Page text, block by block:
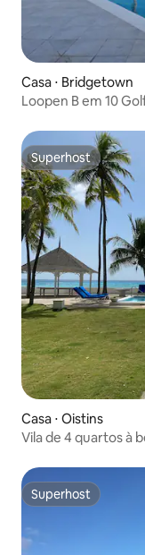
Casa ⋅ Bridgetown
Loopen B em 10
Superhost
Superhost
Casa ⋅ Oistins
Vila de 4 quartos à
Superhost
Superhost